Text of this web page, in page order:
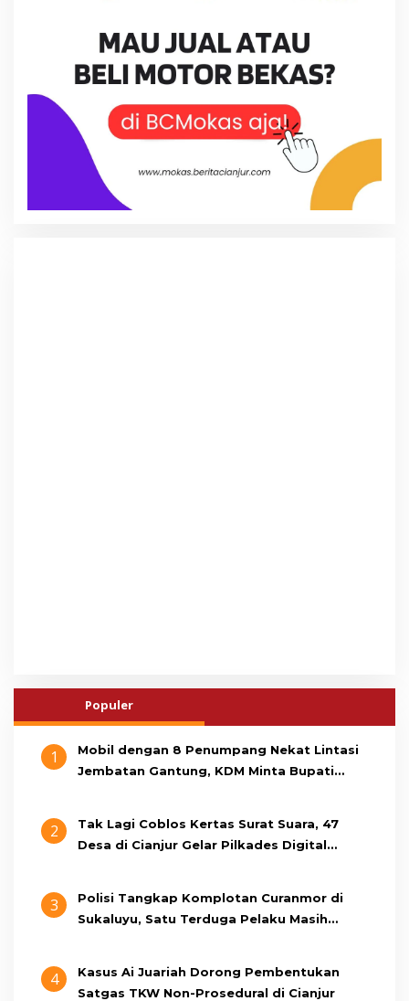
Populer
1
Mobil dengan 8 Penumpang Nekat Lintasi
Jembatan Gantung, KDM Minta Bupati
2
Tak Lagi Coblos Kertas Surat Suara, 47
Desa di Cianjur Gelar Pilkades Digital
3
Polisi Tangkap Komplotan Curanmor di
Sukaluyu, Satu Terduga Pelaku Masih
4
Kasus Ai Juariah Dorong Pembentukan
Satgas TKW Non-Prosedural di Cianjur